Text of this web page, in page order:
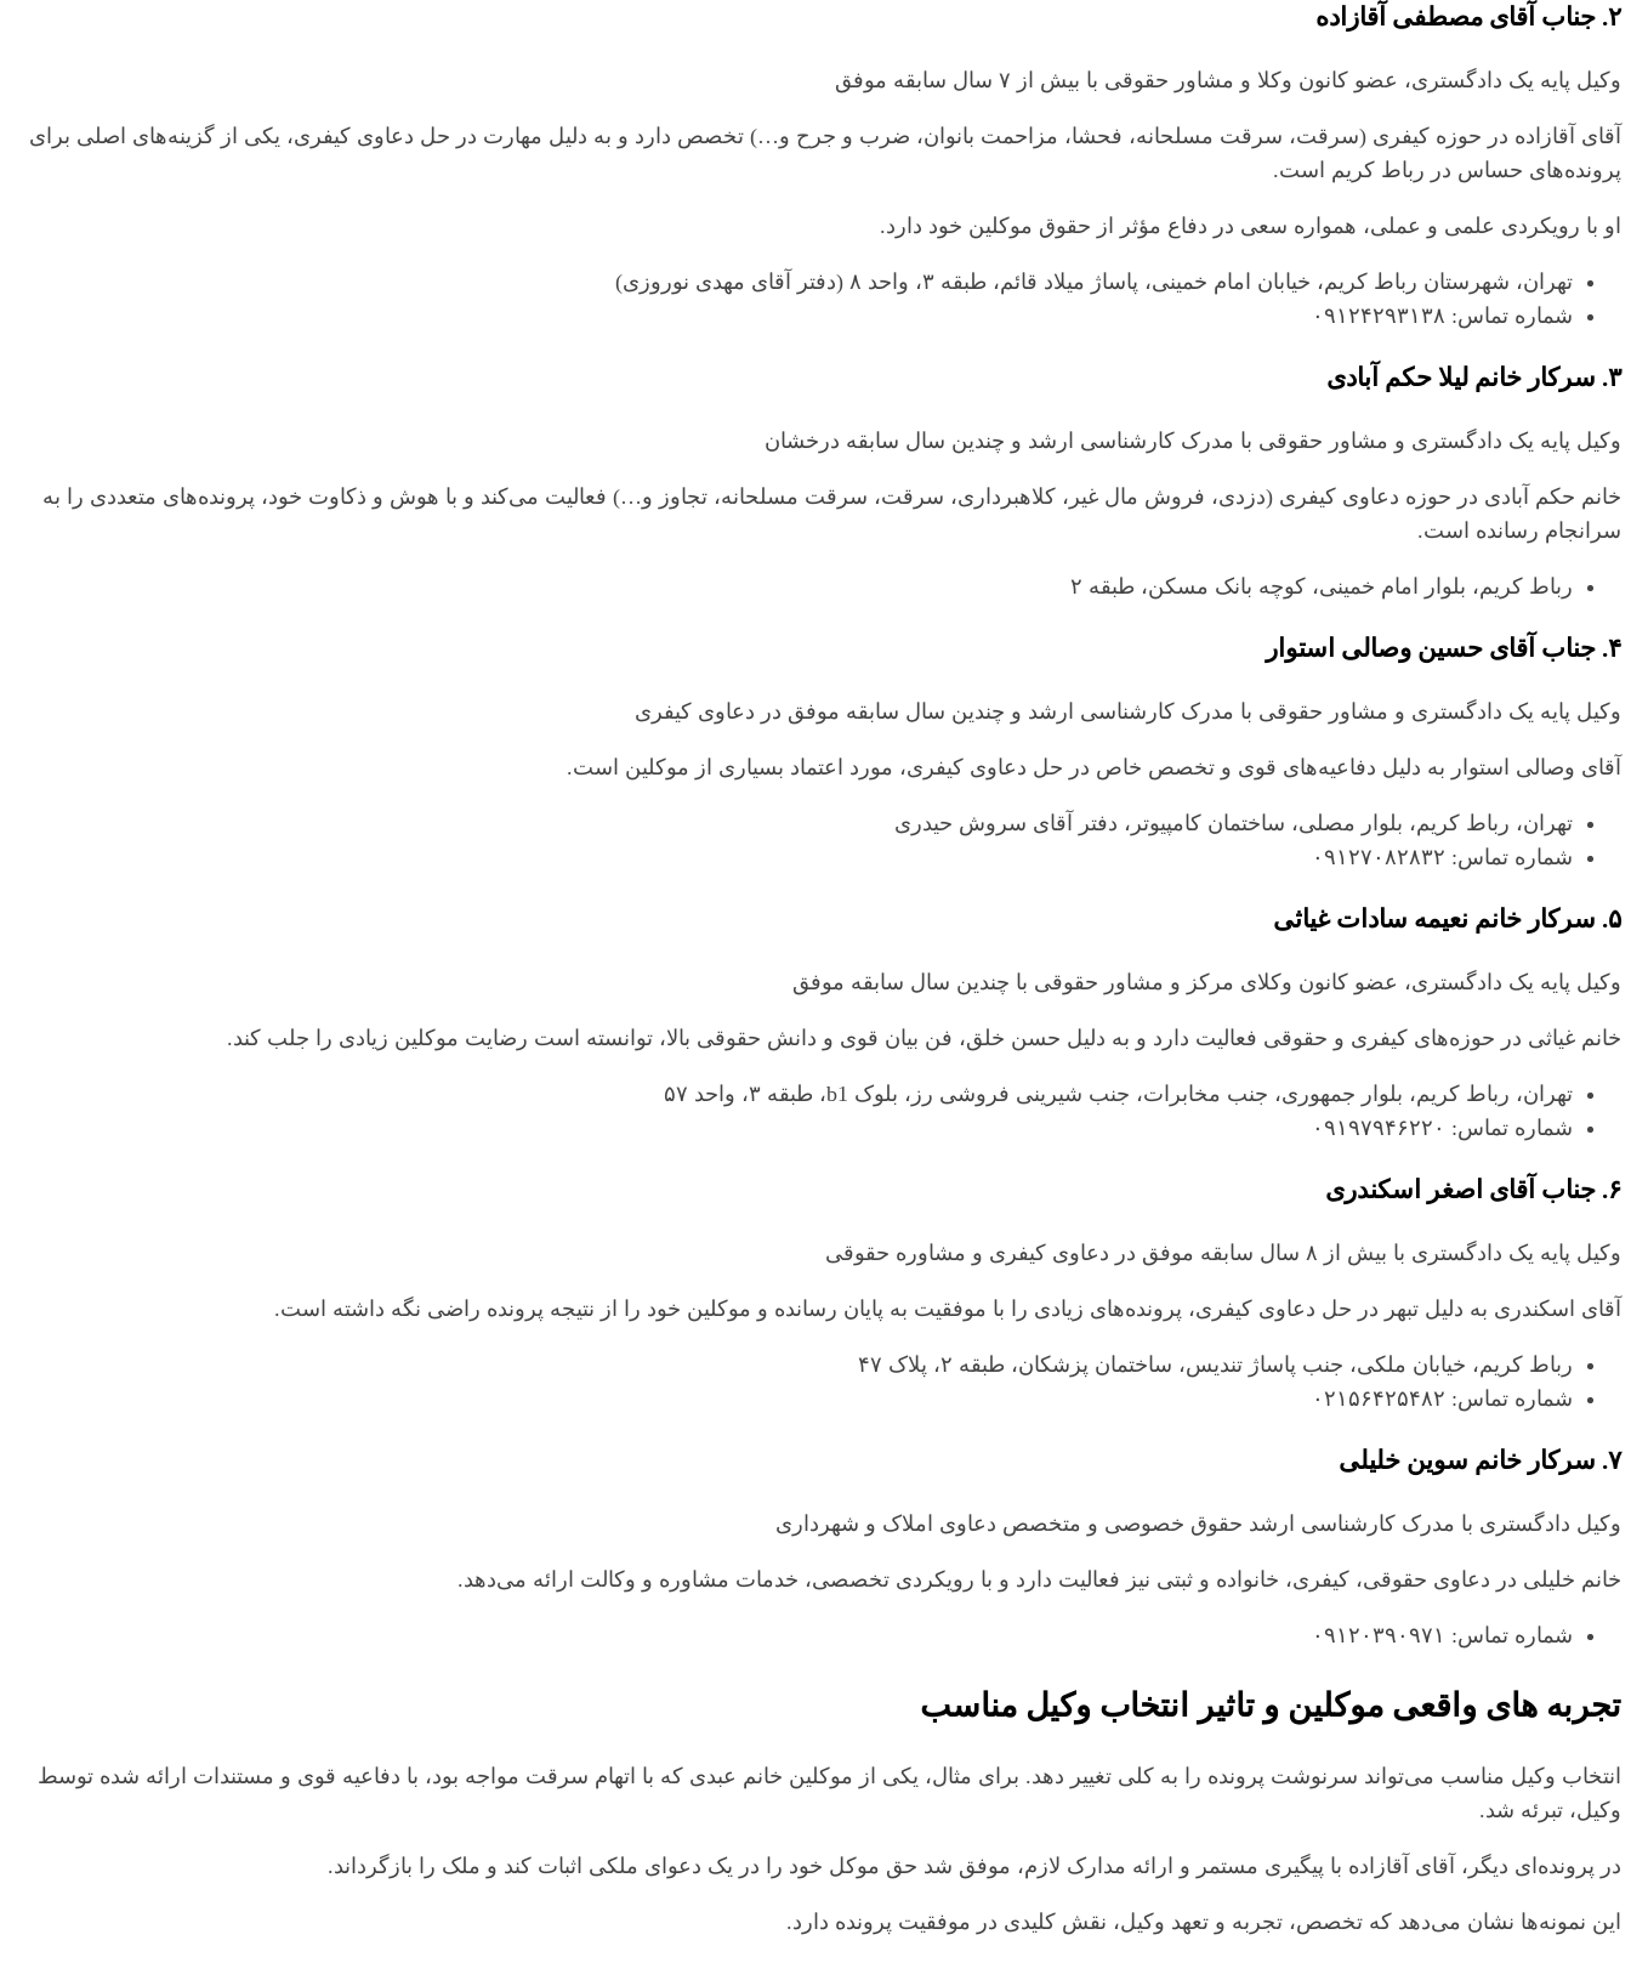
۲. جناب آقای مصطفی آقازاده
وکیل پایه یک دادگستری، عضو کانون وکلا و مشاور حقوقی با بیش از ۷ سال سابقه موفق
آقای آقازاده در حوزه کیفری (سرقت، سرقت مسلحانه، فحشا، مزاحمت بانوان، ضرب و جرح و…) تخصص دارد و به دلیل مهارت در حل دعاوی کیفری، یکی از گزینه‌های اصلی برای
پرونده‌های حساس در رباط کریم است.
او با رویکردی علمی و عملی، همواره سعی در دفاع مؤثر از حقوق موکلین خود دارد.
تهران، شهرستان رباط کریم، خیابان امام خمینی، پاساژ میلاد قائم، طبقه ۳، واحد ۸ (دفتر آقای مهدی نوروزی)
شماره تماس: ۰۹۱۲۴۲۹۳۱۳۸
۳. سرکار خانم لیلا حکم آبادی
وکیل پایه یک دادگستری و مشاور حقوقی با مدرک کارشناسی ارشد و چندین سال سابقه درخشان
خانم حکم آبادی در حوزه دعاوی کیفری (دزدی، فروش مال غیر، کلاهبرداری، سرقت، سرقت مسلحانه، تجاوز و…) فعالیت می‌کند و با هوش و ذکاوت خود، پرونده‌های متعددی را به
سرانجام رسانده است.
رباط کریم، بلوار امام خمینی، کوچه بانک مسکن، طبقه ۲
۴. جناب آقای حسین وصالی استوار
وکیل پایه یک دادگستری و مشاور حقوقی با مدرک کارشناسی ارشد و چندین سال سابقه موفق در دعاوی کیفری
آقای وصالی استوار به دلیل دفاعیه‌های قوی و تخصص خاص در حل دعاوی کیفری، مورد اعتماد بسیاری از موکلین است.
تهران، رباط کریم، بلوار مصلی، ساختمان کامپیوتر، دفتر آقای سروش حیدری
شماره تماس: ۰۹۱۲۷۰۸۲۸۳۲
۵. سرکار خانم نعیمه سادات غیاثی
وکیل پایه یک دادگستری، عضو کانون وکلای مرکز و مشاور حقوقی با چندین سال سابقه موفق
خانم غیاثی در حوزه‌های کیفری و حقوقی فعالیت دارد و به دلیل حسن خلق، فن بیان قوی و دانش حقوقی بالا، توانسته است رضایت موکلین زیادی را جلب کند.
تهران، رباط کریم، بلوار جمهوری، جنب مخابرات، جنب شیرینی فروشی رز، بلوک b1، طبقه ۳، واحد ۵۷
شماره تماس: ۰۹۱۹۷۹۴۶۲۲۰
۶. جناب آقای اصغر اسکندری
وکیل پایه یک دادگستری با بیش از ۸ سال سابقه موفق در دعاوی کیفری و مشاوره حقوقی
آقای اسکندری به دلیل تبهر در حل دعاوی کیفری، پرونده‌های زیادی را با موفقیت به پایان رسانده و موکلین خود را از نتیجه پرونده راضی نگه داشته است.
رباط کریم، خیابان ملکی، جنب پاساژ تندیس، ساختمان پزشکان، طبقه ۲، پلاک ۴۷
شماره تماس: ۰۲۱۵۶۴۲۵۴۸۲
۷. سرکار خانم سوین خلیلی
وکیل دادگستری با مدرک کارشناسی ارشد حقوق خصوصی و متخصص دعاوی املاک و شهرداری
خانم خلیلی در دعاوی حقوقی، کیفری، خانواده و ثبتی نیز فعالیت دارد و با رویکردی تخصصی، خدمات مشاوره و وکالت ارائه می‌دهد.
شماره تماس: ۰۹۱۲۰۳۹۰۹۷۱
تجربه‌ های واقعی موکلین و تاثیر انتخاب وکیل مناسب
انتخاب وکیل مناسب می‌تواند سرنوشت پرونده را به کلی تغییر دهد. برای مثال، یکی از موکلین خانم عبدی که با اتهام سرقت مواجه بود، با دفاعیه قوی و مستندات ارائه‌ شده توسط
وکیل، تبرئه شد.
در پرونده‌ای دیگر، آقای آقازاده با پیگیری مستمر و ارائه مدارک لازم، موفق شد حق موکل خود را در یک دعوای ملکی اثبات کند و ملک را بازگرداند.
این نمونه‌ها نشان می‌دهد که تخصص، تجربه و تعهد وکیل، نقش کلیدی در موفقیت پرونده دارد.